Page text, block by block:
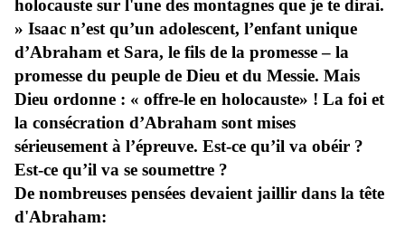
holocauste sur l'une des montagnes que je te dirai.
» Isaac n’est qu’un adolescent, l’enfant unique
d’Abraham et Sara, le fils de la promesse – la
promesse du peuple de Dieu et du Messie. Mais
Dieu ordonne : « offre-le en holocauste» ! La foi et
la consécration d’Abraham sont mises
sérieusement à l’épreuve. Est-ce qu’il va obéir ?
Est-ce qu’il va se soumettre ?
De nombreuses pensées devaient jaillir dans la tête
d'Abraham: